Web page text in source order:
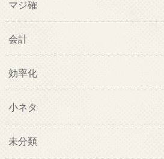
マジ確
会計
効率化
小ネタ
未分類